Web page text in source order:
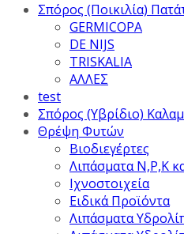
Σπόρος (Ποικιλία)
GERMICOPA
DE NIJS
TRISKALIA
ΑΛΛΕΣ
test
Σπόρος (Υβρίδιο)
Θρέψη Φυτών
Βιοδιεγέρτες
Λιπάσματα Ν,Ρ,Κ
Ιχνοστοιχεία
Ειδικά Προϊόντα
Λιπάσματα